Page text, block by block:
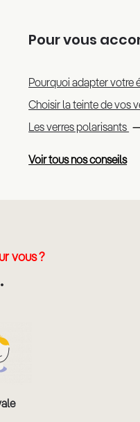
Pour vous
Pourquoi adapter votre
Choisir la teinte de vos
Les verres polarisants
Voir tous nos conseils
vous ?